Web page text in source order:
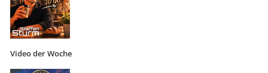
Video der Woche